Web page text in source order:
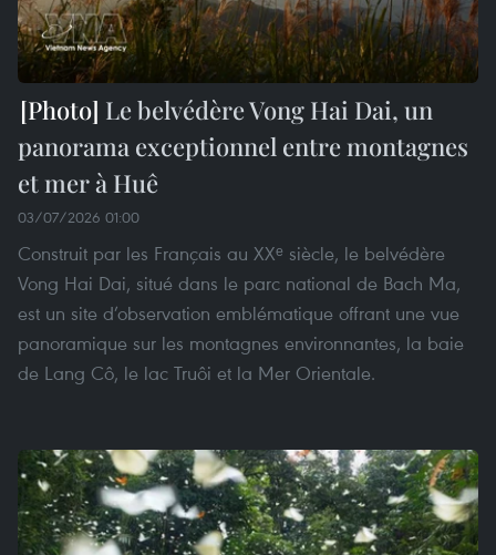
Le belvédère Vong Hai Dai, un
panorama exceptionnel entre montagnes
et mer à Huê
03/07/2026 01:00
Construit par les Français au XXᵉ siècle, le belvédère
Vong Hai Dai, situé dans le parc national de Bach Ma,
est un site d’observation emblématique offrant une vue
panoramique sur les montagnes environnantes, la baie
de Lang Cô, le lac Truôi et la Mer Orientale.